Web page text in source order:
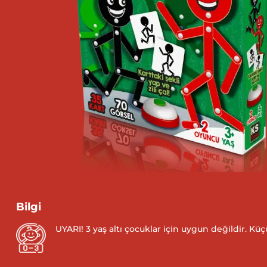
Bilgi
UYARI! 3 yaş altı çocuklar için uygun değildir.